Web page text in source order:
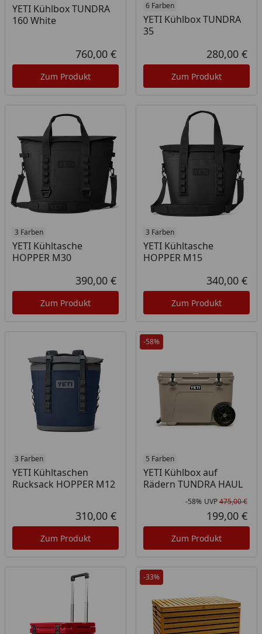
YETI Kühlbox TUNDRA
160 White
Aktueller Preis
760,00 €
Zum Produkt
6 Farben
YETI Kühlbox TUNDRA
35
280,00 €
Zum Produkt
3 Farben
YETI Kühltasche
HOPPER M30
Aktueller Preis
390,00 €
Zum Produkt
3 Farben
YETI Kühltasche
HOPPER M15
340,00 €
Zum Produkt
3 Farben
YETI Kühltaschen
Rucksack HOPPER M12
Aktueller Preis
310,00 €
Zum Produkt
-58%
5 Farben
YETI Kühlbox auf
Rädern TUNDRA HAUL
-58% UVP475,00 €
199,00 €
Zum Produkt
-33%